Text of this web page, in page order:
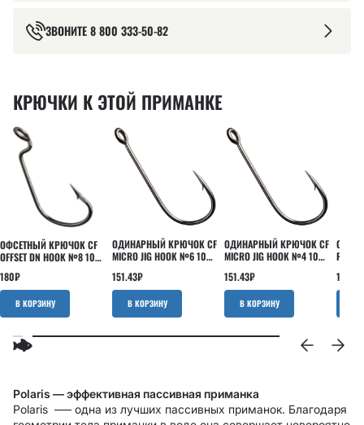
ЗВОНИТЕ8 800 333-50-82
КРЮЧКИ К ЭТОЙ ПРИМАНКЕ
ОФСЕТНЫЙ КРЮЧОК CF
OFFSET DN HOOK №8 10
180₽
В КОРЗИНУ
ОДИНАРНЫЙ КРЮЧОК CF
MICRO JIG HOOK №6 10
151.43₽
В КОРЗИНУ
ОДИНАРНЫЙ КРЮЧОК CF
MICRO JIG HOOK №4 10
151.43₽
В КОРЗИНУ
141.90
Polaris — эффективная пассивная приманка
Polaris –— одна из лучших пассивных приманок. Благодаря